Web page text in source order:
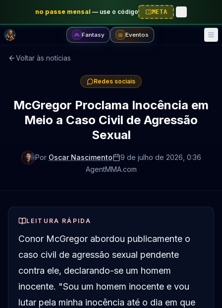
no passe mensal — use o código META
🎮 Fantasy 📅 Eventos
Voltar às notícias
Redes sociais
McGregor Proclama Inocência em
Meio a Caso Civil de Agressão
Sexual
Por Oscar Nascimento 9 de julho de 2026 , 0:36
AgentMMA.com
LEITURA RÁPIDA
Conor McGregor abordou publicamente o
caso civil de agressão sexual pendente
contra ele, declarando-se um homem
inocente. "Sou um homem inocente e vou
lutar pela minha inocência até o dia em que